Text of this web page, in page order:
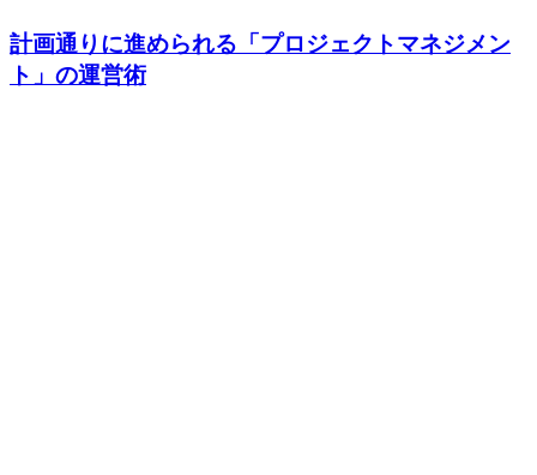
計画通りに進められる「プロジェクトマネジメン
ト」の運営術